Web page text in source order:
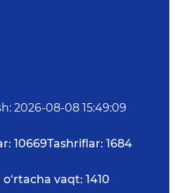
: 2026-08-08 15:49:09
10669Tashriflar: 1684
vaqt: 1410